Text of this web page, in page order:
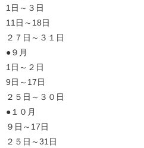
1日～３日
11日～18日
２７日～３１日
●９月
1日～２日
9日～17日
２５日～３０日
●１０月
９日～17日
２５日～31日